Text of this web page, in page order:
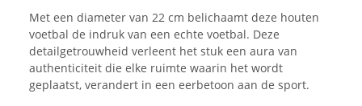
Met een diameter van 22 cm belichaamt deze houten
voetbal de indruk van een echte voetbal. Deze
detailgetrouwheid verleent het stuk een aura van
authenticiteit die elke ruimte waarin het wordt
geplaatst, verandert in een eerbetoon aan de sport.